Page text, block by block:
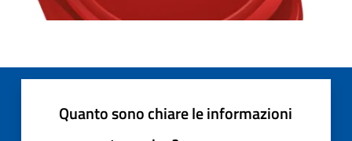
Quanto sono chiare le informazioni